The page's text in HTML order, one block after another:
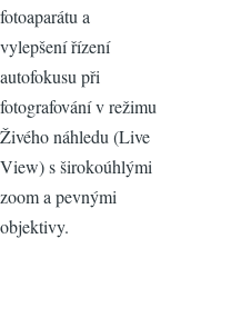
fotoaparátu a
vylepšení řízení
autofokusu při
fotografování v režimu
Živého náhledu (Live
View) s širokoúhlými
zoom a pevnými
objektivy.